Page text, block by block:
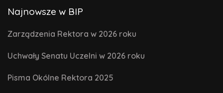
Najnowsze w BIP
Zarządzenia Rektora w 2026 roku
Uchwały Senatu Uczelni w 2026 roku
Pisma Okólne Rektora 2025